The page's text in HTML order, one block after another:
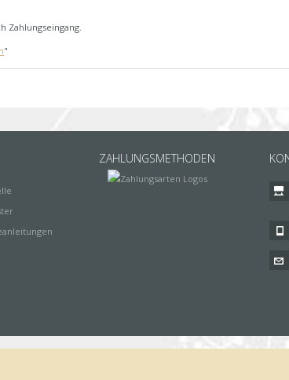
Zahlungseingang.
"
ZAHLUNGSMETHODEN